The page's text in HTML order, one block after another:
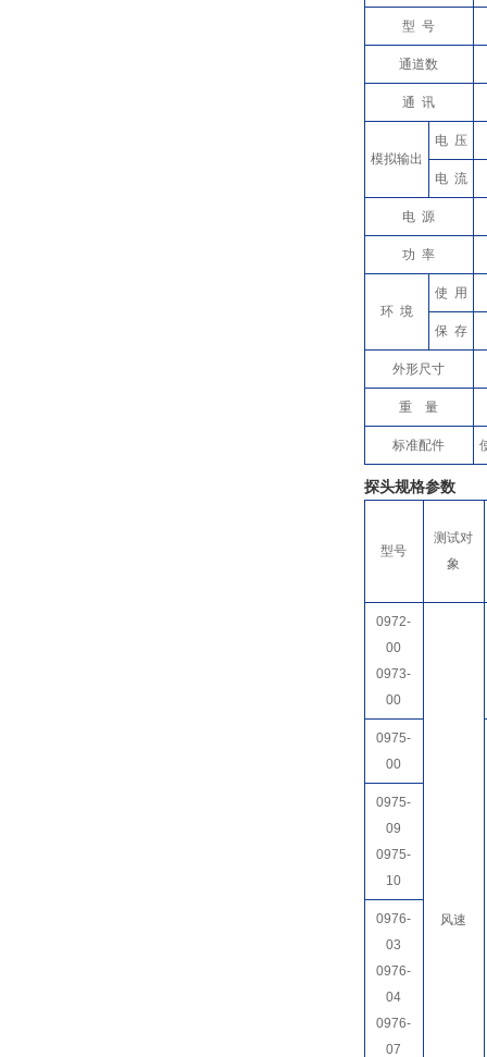
型 号
通道数
通 讯
模拟输出
电 压
电 流
电 源
功 率
环 境
使 用
保 存
外形尺寸
重 量
标准配件
探头规格参数
型号
测试对
象
0972-
00
0973-
00
风速
0975-
00
0975-
09
0975-
10
0976-
03
0976-
04
0976-
07